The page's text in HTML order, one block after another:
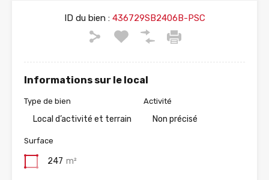
ID du bien :436729SB2406B-PSC
Informations sur le local
Type de bien
Local d’activité et terrain
Activité
Non précisé
Surface
247 m²